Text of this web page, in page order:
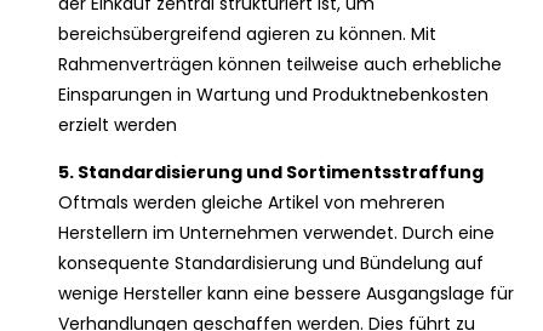
bereichsübergreifend agieren zu können. Mit
Rahmenverträgen können teilweise auch erhebliche
Einsparungen in Wartung und Produktnebenkosten
erzielt werden
5. Standardisierung und Sortimentsstraffung
Oftmals werden gleiche Artikel von mehreren
Herstellern im Unternehmen verwendet. Durch eine
konsequente Standardisierung und Bündelung auf
wenige Hersteller kann eine bessere Ausgangslage für
Verhandlungen geschaffen werden. Dies führt zu